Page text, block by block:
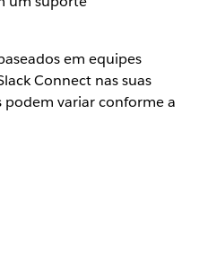
em equipes
Connect nas suas
podem variar conforme a